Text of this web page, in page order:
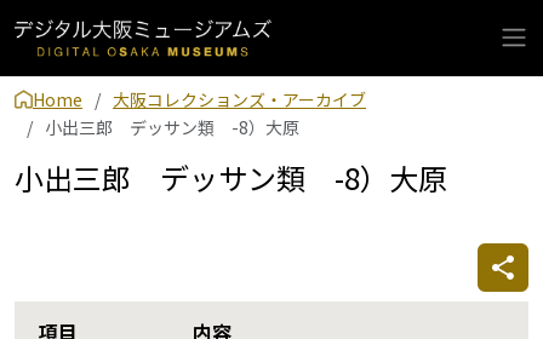
Home
大阪コレクションズ・アーカイブ
小出三郎 デッサン類 -8）大原
小出三郎 デッサン類 -8）大原
項目 内容